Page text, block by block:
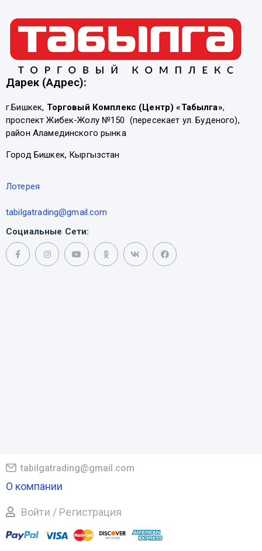
Дарек (Адрес):
г.Бишкек, Торговый Комплекс (Центр) «Табылга»,
проспект Жибек-Жолу №150 (пересекает ул. Буденого),
район Аламединского рынка
Город Бишкек, Кыргызстан
Лотерея
tabilgatrading@gmail.com
Социальные Сети:
tabilgatrading@gmail.com
О компании
Войти / Регистрация